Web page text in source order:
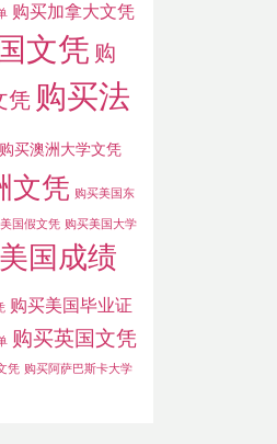
购买加拿大文凭
文凭 购
凭 购买法
购买澳洲大学文凭
文凭 购买美国东
国假文凭 购买美国大学
国成绩
购买美国毕业证
购买英国文凭
凭 购买阿萨巴斯卡大学